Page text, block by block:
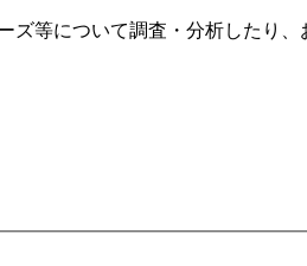
ズ等について調査・分析したり